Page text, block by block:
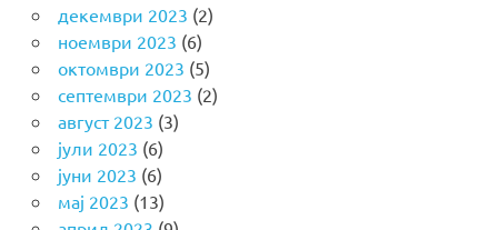
декември 2023 (2)
ноември 2023 (6)
октомври 2023 (5)
септември 2023 (2)
август 2023 (3)
јули 2023 (6)
јуни 2023 (6)
мај 2023 (13)